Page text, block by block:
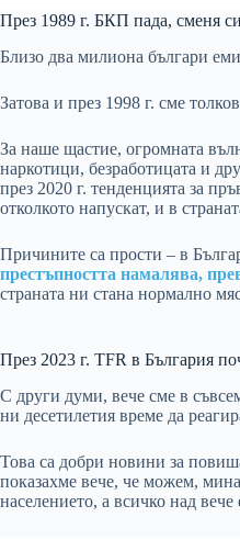
През 1989 г. БКП пада, сменя
Близо два милиона българи
Затова и през 1998 г. сме
За наше щастие, огромната
наркотици, безработицата и
през 2020 г. тенденцията за
отколкото напускат, и в
Причините са прости – в
престъпността намалява,
страната ни стана нормално
През 2023 г. TFR в България
С други думи, вече сме в
ни десетилетия време да
Това са добри новини за
показахме вече, че можем,
населението, а всичко над вече